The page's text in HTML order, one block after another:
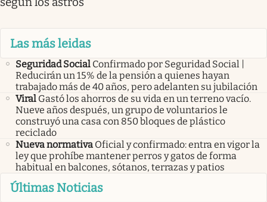
Las más leidas
Seguridad Social Confirmado por Seguridad Social |
Reducirán un 15% de la pensión a quienes hayan
trabajado más de 40 años, pero adelanten su jubilación
Viral Gastó los ahorros de su vida en un terreno vacío.
Nueve años después, un grupo de voluntarios le
construyó una casa con 850 bloques de plástico
reciclado
Nueva normativa Oficial y confirmado: entra en vigor la
ley que prohíbe mantener perros y gatos de forma
habitual en balcones, sótanos, terrazas y patios
Últimas Noticias